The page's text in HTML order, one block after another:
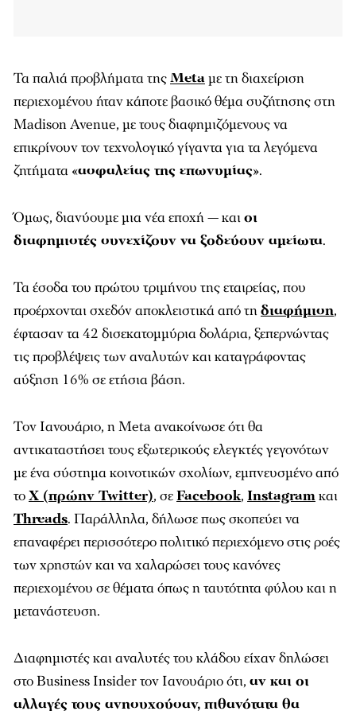
Τα παλιά προβλήματα τηςMetaμε τη διαχείριση
περιεχομένου ήταν κάποτε βασικό θέμα συζήτησης στη
Madison Avenue, με τους διαφημιζόμενους να
επικρίνουν τον τεχνολογικό γίγαντα για τα λεγόμενα
ζητήματα «ασφαλείας της επωνυμίας».
Όμως, διανύουμε μια νέα εποχή — καιοι
διαφημιστές συνεχίζουν να ξοδεύουν αμείωτα.
Τα έσοδα του πρώτου τριμήνου της εταιρείας, που
προέρχονται σχεδόν αποκλειστικά από τηδιαφήμιση,
έφτασαν τα 42 δισεκατομμύρια δολάρια, ξεπερνώντας
τις προβλέψεις των αναλυτών και καταγράφοντας
αύξηση 16% σε ετήσια βάση.
Τον Ιανουάριο, η Meta ανακοίνωσε ότι θα
αντικαταστήσει τους εξωτερικούς ελεγκτές γεγονότων
με ένα σύστημα κοινοτικών σχολίων, εμπνευσμένο από
τοX (πρώην Twitter), σεFacebook, Instagramκαι
Threads. Παράλληλα, δήλωσε πως σκοπεύει να
επαναφέρει περισσότερο πολιτικό περιεχόμενο στις ροές
των χρηστών και να χαλαρώσει τους κανόνες
περιεχομένου σε θέματα όπως η ταυτότητα φύλου και η
μετανάστευση.
Διαφημιστές και αναλυτές του κλάδου είχαν δηλώσει
στο Business Insider τον Ιανουάριο ότι, αν και οι
αλλαγές τους ανησυχούσαν, πιθανότατα θα